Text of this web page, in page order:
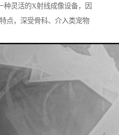
种灵活的X射线成像设备，因
点，深受骨科、介入类宠物